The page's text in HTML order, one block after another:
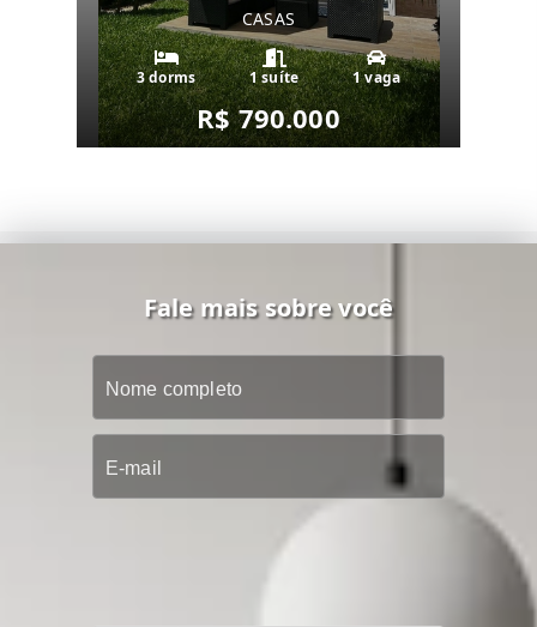
CASAS
3 dorms 1 suíte 1 vaga
R$ 790.000
Fale mais sobre você